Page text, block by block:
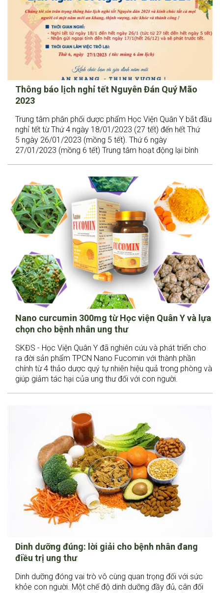
Thông báo lịch nghỉ tết Nguyên Đán Quý Mão
2023
Trung tâm phân phối dược phẩm Học Viện Quân Y bắt đầu
nghỉ tết từ Thứ 4 ngày 18/01/2023 (27 tết) đến hết Thứ
5 ngày 26/01/2023 (mồng 5 tết). Thứ 6 ngày
27/01/2023 (mồng 6 tết) Trung tâm hoạt động lại bình
Nano curcumin 300mg từ Học viện Quân Y và lựa
chọn cho bệnh nhân ung thư
SKĐS - Học Viện Quân Y đã nghiên cứu và phát triển cho
ra đời sản phẩm TPCN Nano Fucomin với thành phần
chính từ 4 thảo dược quý tự nhiên hiệu quả trong phòng và
giúp giảm tác hại của ung thư đối với con người.
Dinh dưỡng đúng: lời giải cho bệnh nhân đang
điều trị ung thư
Dinh dưỡng đóng vai trò vô cùng quan trọng đối với sức
khỏe con người. Một chế độ dinh dưỡng đầy đủ, cân đối